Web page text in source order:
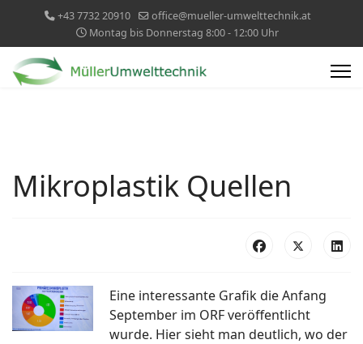
+43 7732 20910
office@mueller-umwelttechnik.at
Montag bis Donnerstag 8:00 - 12:00 Uhr
Mikroplastik Quellen
Eine interessante Grafik die Anfang
September im ORF veröffentlicht
wurde. Hier sieht man deutlich, wo der